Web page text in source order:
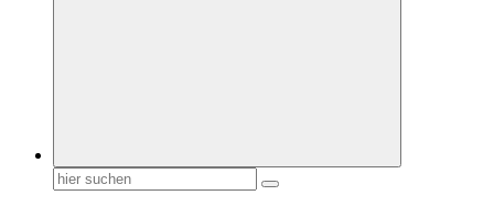
Suchen
nach: